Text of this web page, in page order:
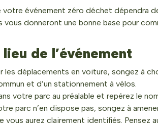
votre événement zéro déchet dépendra
vous donneront une bonne base pour
de l’événement
les déplacements en voiture, songez à
et d’un stationnement à vélos.
votre parc au préalable et repérez le
parc n’en dispose pas, songez à
vous aurez clairement identifiés. Pensez